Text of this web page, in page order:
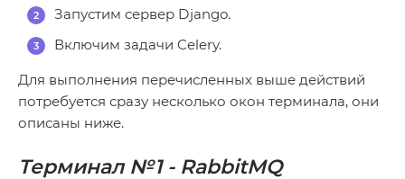
Запустим сервер Django.
Включим задачи Celery.
Для выполнения перечисленных выше действий
потребуется сразу несколько окон терминала, они
описаны ниже.
Терминал №1 - RabbitMQ